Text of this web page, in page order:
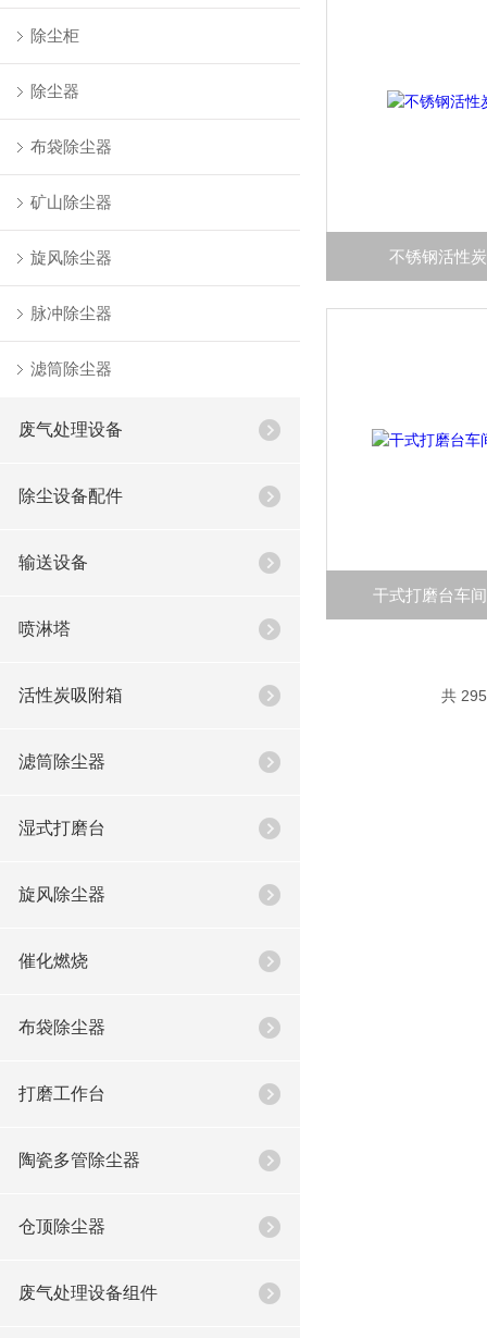
除尘柜
除尘器
布袋除尘器
矿山除尘器
旋风除尘器
脉冲除尘器
滤筒除尘器
废气处理设备
除尘设备配件
输送设备
喷淋塔
活性炭吸附箱
滤筒除尘器
湿式打磨台
旋风除尘器
催化燃烧
布袋除尘器
打磨工作台
陶瓷多管除尘器
仓顶除尘器
废气处理设备组件
不锈钢活性
干式打磨台车
共